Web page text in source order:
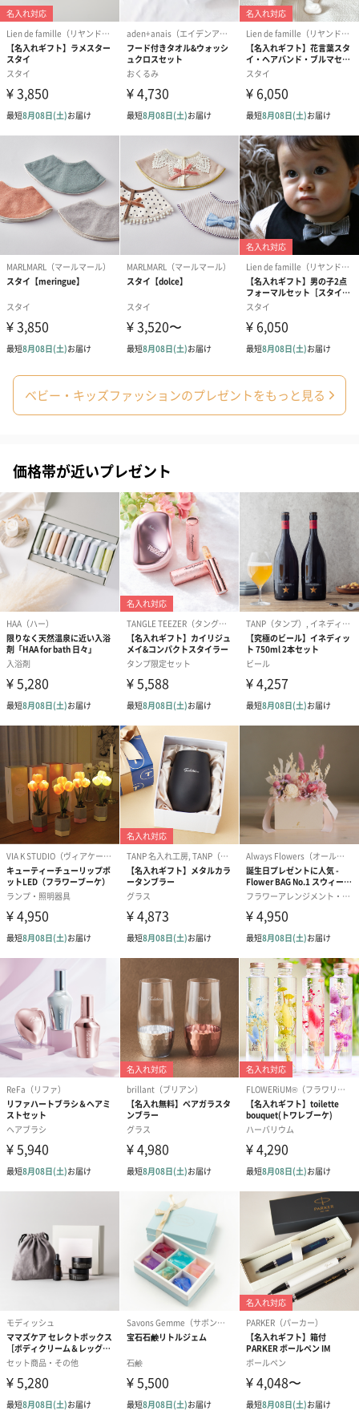
絵本&うさぎ（ピンク）
ノンカフェインフルー
葉酸入りデカ
ベビーグッズ
出産祝いギフトへの＋αにおすすめです。新生児〜1歳ごろまでの
赤ちゃん向けのアイテムをご用意しました。
商品と同梱してお届けいたします。
スタイ（ブルー）
ソックス（ピンク）
ソックス（ブ
生花
生花のブーケを同梱します。
※9-15時にご注文いただく場合、最短のお届け可能日が通常より
も1日遅くなります。
シーズンブーケ（ひま
わり）（1,880円）
ブーケ（ホワイトグリ
ーン）（1,650円）
（1,650円）
ドライフラワー・プリザーブドフラワー
自然のお花で作ったドライフラワー・プリザーブドフラワーを同
梱します。
一部花材が写真と異なる場合がございます。予めご了承くださ
い。パッケージに入れてお届けします。
プリザーブドフラワー
ブーケ（ピンク）
（2,580円）
プリザーブドフラワー
ブーケ（ブルー）
（2,580円）
アミュレット
ク）（1,500円
ぬいぐるみ
愛らしいぬいぐるみを同梱してお届けします。
フラワーテディベア
（2,390円）
テディベア（バニラ）
テディベア（
ル）（1,760円
ベビー・キッズファッションのプレゼントをもっと見る
価格帯が近いプレゼント